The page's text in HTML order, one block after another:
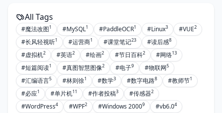
All Tags
#魔法改图1 #MySQL1 #PaddleOCR1 #Linux3 #VUE2
#长风轻视听1 #运营商1 #课堂笔记23 #读后感8
#虚拟机2 #英语2 #绘画2 #节日百科2 #网络13
#短篇阅读1 #真图智慧图像2 #电子9 #物联网5
#汇编语言5 #林则徐1 #数学3 #数字电路8 #教师节1
#必应1 #单片机11 #作者投稿3 #传感器2
#WordPress4 #WPF2 #Windows 20009 #vb6.04